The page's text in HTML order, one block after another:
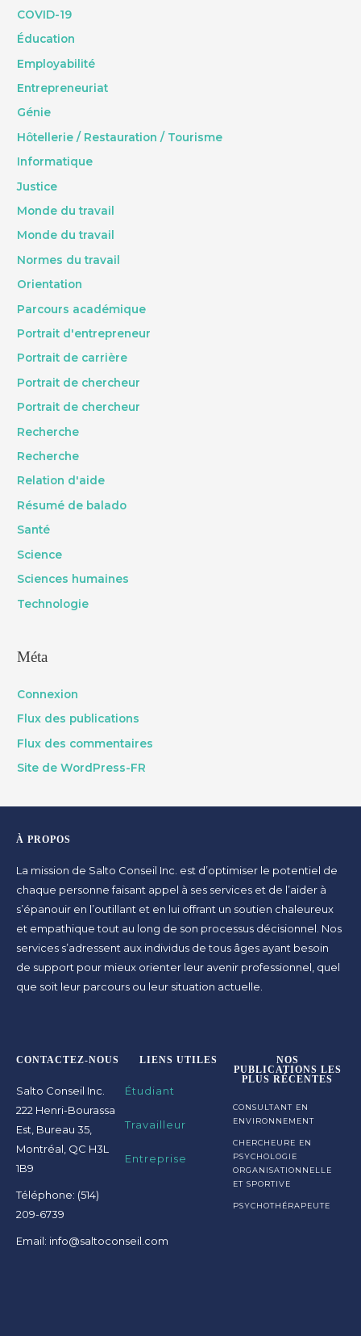
COVID-19
Éducation
Employabilité
Entrepreneuriat
Génie
Hôtellerie / Restauration / Tourisme
Informatique
Justice
Monde du travail
Monde du travail
Normes du travail
Orientation
Parcours académique
Portrait d'entrepreneur
Portrait de carrière
Portrait de chercheur
Portrait de chercheur
Recherche
Recherche
Relation d'aide
Résumé de balado
Santé
Science
Sciences humaines
Technologie
Méta
Connexion
Flux des publications
Flux des commentaires
Site de WordPress-FR
À PROPOS
La mission de Salto Conseil Inc. est d’optimiser le potentiel de
chaque personne faisant appel à ses services et de l’aider à
s’épanouir en l’outillant et en lui offrant un soutien chaleureux
et empathique tout au long de son processus décisionnel. Nos
services s’adressent aux individus de tous âges ayant besoin
de support pour mieux orienter leur avenir professionnel, quel
que soit leur parcours ou leur situation actuelle.
CONTACTEZ-NOUS
Salto Conseil Inc.
222 Henri-Bourassa
Est, Bureau 35,
Montréal, QC H3L
1B9
Téléphone: (514)
209-6739
Email: info@saltoconseil.com
LIENS UTILES
Étudiant
Travailleur
Entreprise
NOS
PUBLICATIONS LES
PLUS RÉCENTES
CONSULTANT EN
ENVIRONNEMENT
CHERCHEURE EN
PSYCHOLOGIE
ORGANISATIONNELLE
ET SPORTIVE
PSYCHOTHÉRAPEUTE